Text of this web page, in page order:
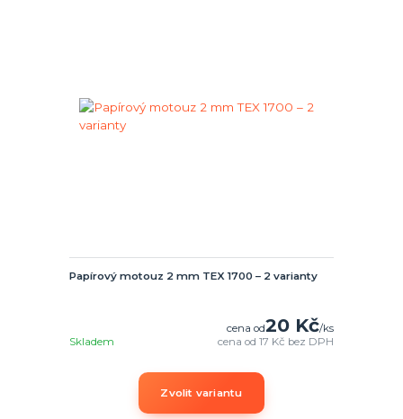
Papírový motouz 2 mm TEX 1700 – 2 varianty
cena od20 Kč/ks
cena od17 Kč bez DPH
Skladem
Zvolit variantu